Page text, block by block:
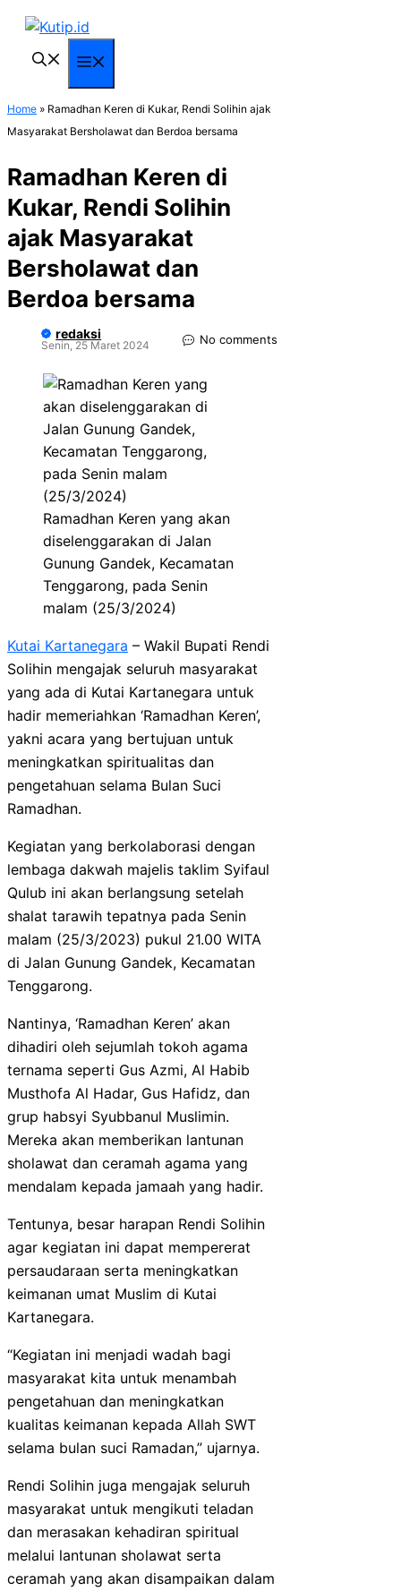
Langsung
Home » Ramadhan Keren di Kukar, Rendi Solihin ajak
Masyarakat Bersholawat dan Berdoa bersama
Ramadhan Keren di
Kukar, Rendi Solihin
ajak Masyarakat
Bersholawat dan
Berdoa bersama
redaksi
Senin, 25 Maret 2024 No comments
Ramadhan Keren yang akan
diselenggarakan di Jalan
Gunung Gandek, Kecamatan
Tenggarong, pada Senin
malam (25/3/2024)
Kutai Kartanegara – Wakil Bupati Rendi
Solihin mengajak seluruh masyarakat
yang ada di Kutai Kartanegara untuk
hadir memeriahkan ‘Ramadhan Keren’,
yakni acara yang bertujuan untuk
meningkatkan spiritualitas dan
pengetahuan selama Bulan Suci
Ramadhan.
Kegiatan yang berkolaborasi dengan
lembaga dakwah majelis taklim Syifaul
Qulub ini akan berlangsung setelah
shalat tarawih tepatnya pada Senin
malam (25/3/2023) pukul 21.00 WITA
di Jalan Gunung Gandek, Kecamatan
Tenggarong.
Nantinya, ‘Ramadhan Keren’ akan
dihadiri oleh sejumlah tokoh agama
ternama seperti Gus Azmi, Al Habib
Musthofa Al Hadar, Gus Hafidz, dan
grup habsyi Syubbanul Muslimin.
Mereka akan memberikan lantunan
sholawat dan ceramah agama yang
mendalam kepada jamaah yang hadir.
Tentunya, besar harapan Rendi Solihin
agar kegiatan ini dapat mempererat
persaudaraan serta meningkatkan
keimanan umat Muslim di Kutai
Kartanegara.
“Kegiatan ini menjadi wadah bagi
masyarakat kita untuk menambah
pengetahuan dan meningkatkan
kualitas keimanan kepada Allah SWT
selama bulan suci Ramadan,” ujarnya.
Rendi Solihin juga mengajak seluruh
masyarakat untuk mengikuti teladan
dan merasakan kehadiran spiritual
melalui lantunan sholawat serta
ceramah yang akan disampaikan dalam